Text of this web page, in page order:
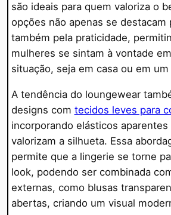
são ideais para quem valoriza o
opções não apenas se destacam
também pela praticidade,
mulheres se sintam à vontade
situação, seja em casa ou em
A tendência do loungewear
designs com tecidos leves para
incorporando elásticos
valorizam a silhueta. Essa
permite que a lingerie se torne
look, podendo ser combinada
externas, como blusas
abertas, criando um visual